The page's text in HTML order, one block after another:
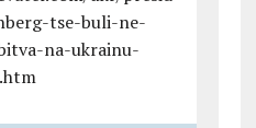
tse-buli-ne-
na-ukrainu-